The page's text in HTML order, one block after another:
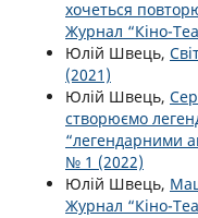
хочеться
Журнал “Кіно-
Юлій Швець,
(2021)
Юлій Швець,
створюємо
“легендарними
№ 1 (2022)
Юлій Швець,
Журнал “Кіно-